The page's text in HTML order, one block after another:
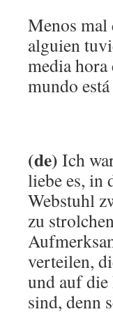
Menos mal
alguien
media
mundo
(de) Ich
liebe es, in
Webstuhl
zu
verteilen,
und auf die
sind, denn